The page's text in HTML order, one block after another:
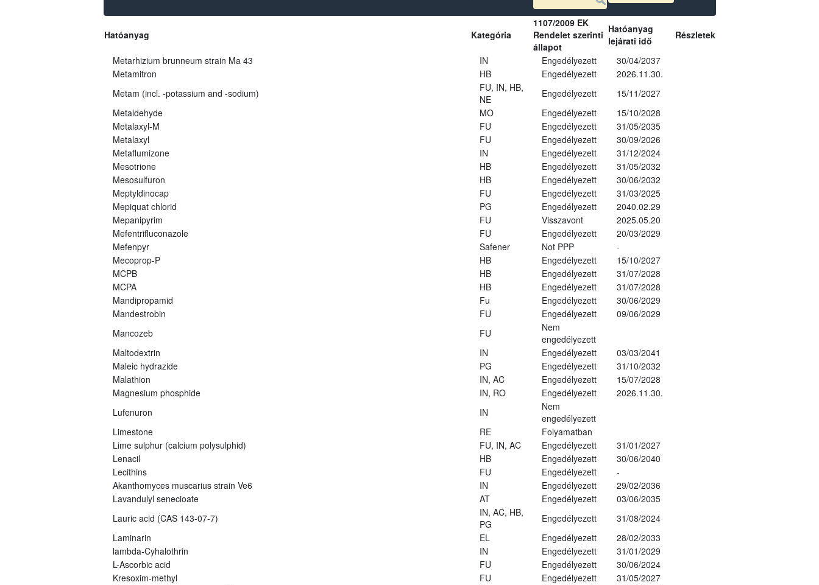
Hatóanyag Kategória
1107/2009 EK
Rendelet szerinti
állapot
Hatóanyag
lejárati idő
Részletek
Metarhizium brunneum strain Ma 43 IN Engedélyezett
30/04/2037
Metamitron
HB Engedélyezett
2026.11.30.
Metam (incl. -potassium and -sodium)
FU, IN, HB,
NE
Engedélyezett
15/11/2027
Metaldehyde
MO Engedélyezett
15/10/2028
Metalaxyl-M
FU Engedélyezett
31/05/2035
Metalaxyl
FU Engedélyezett
30/09/2026
Metaflumizone
IN Engedélyezett
31/12/2024
Mesotrione
HB Engedélyezett
31/05/2032
Mesosulfuron
HB Engedélyezett
30/06/2032
Meptyldinocap
FU Engedélyezett
31/03/2025
Mepiquat chlorid
PG Engedélyezett
2040.02.29
Mepanipyrim
FU Visszavont
2025.05.20
Mefentrifluconazole
FU Engedélyezett
20/03/2029
Mefenpyr
Safener Not PPP
-
Mecoprop-P
HB Engedélyezett
15/10/2027
MCPB
HB Engedélyezett
31/07/2028
MCPA
HB Engedélyezett
31/07/2028
Mandipropamid
Fu Engedélyezett
30/06/2029
Mandestrobin
FU Engedélyezett
09/06/2029
Mancozeb
FU
Nem
engedélyezett
Maltodextrin
IN Engedélyezett
03/03/2041
Maleic hydrazide
PG Engedélyezett
31/10/2032
Malathion
IN, AC Engedélyezett
15/07/2028
Magnesium phosphide
IN, RO Engedélyezett
2026.11.30.
Lufenuron
IN
Nem
engedélyezett
Limestone
RE
Folyamatban
Lime sulphur (calcium polysulphid)
FU, IN, AC Engedélyezett
31/01/2027
Lenacil
HB Engedélyezett
30/06/2040
Lecithins
FU Engedélyezett
-
Akanthomyces muscarius strain Ve6
IN Engedélyezett
29/02/2036
Lavandulyl senecioate
AT Engedélyezett
03/06/2035
Lauric acid (CAS 143-07-7)
IN, AC, HB,
PG
Engedélyezett
31/08/2024
Laminarin
EL Engedélyezett
28/02/2033
lambda-Cyhalothrin
IN Engedélyezett
31/01/2029
L-Ascorbic acid
FU Engedélyezett
30/06/2024
Kresoxim-methyl
FU Engedélyezett
31/05/2027